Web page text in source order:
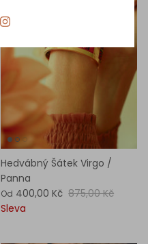
Hedvábný Šátek Virgo /
Panna
Od 400,00 Kč 875,00 Kč
Sleva